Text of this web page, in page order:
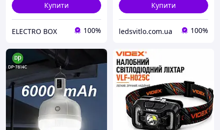
Купити
ELECTRO BOX 100%
Купити
ledsvitlo.com.ua 100%